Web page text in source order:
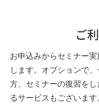
ご
お申込みからセミナー
します。 オプションで
方、セミナーの復習をし
るサービスもございます